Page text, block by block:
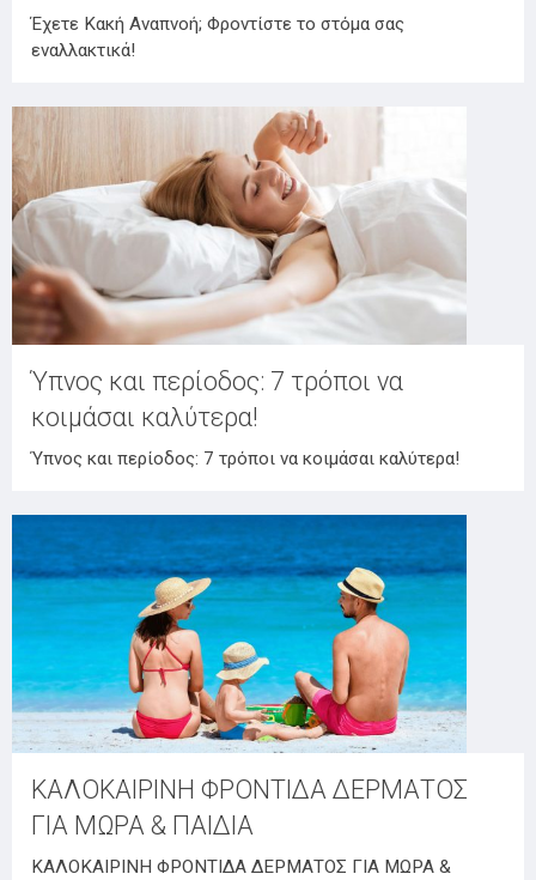
Έχετε Κακή Αναπνοή; Φροντίστε το στόμα σας
εναλλακτικά!
Ύπνος και περίοδος: 7 τρόποι να
κοιμάσαι καλύτερα!
Ύπνος και περίοδος: 7 τρόποι να κοιμάσαι καλύτερα!
ΚΑΛΟΚΑΙΡΙΝΗ ΦΡΟΝΤΙΔΑ ΔΕΡΜΑΤΟΣ
ΓΙΑ ΜΩΡΑ & ΠΑΙΔΙΑ
ΚΑΛΟΚΑΙΡΙΝΗ ΦΡΟΝΤΙΔΑ ΔΕΡΜΑΤΟΣ ΓΙΑ ΜΩΡΑ &